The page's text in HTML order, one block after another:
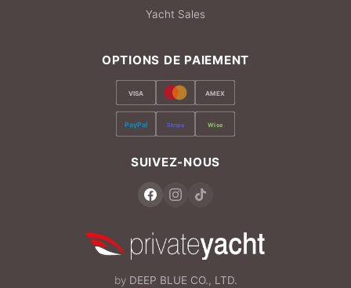
Yacht Sales
OPTIONS DE PAIEMENT
VISA AMEX
PayPal Stripe Wise
SUIVEZ-NOUS
by DEEP BLUE CO., LTD.